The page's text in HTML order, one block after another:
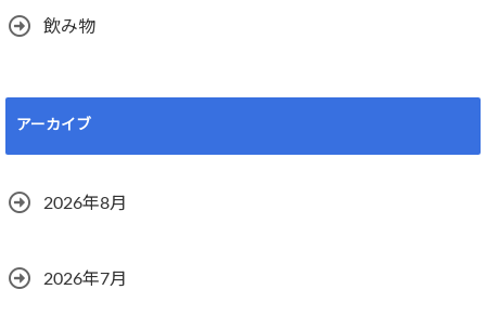
飲み物
アーカイブ
2026年8月
2026年7月